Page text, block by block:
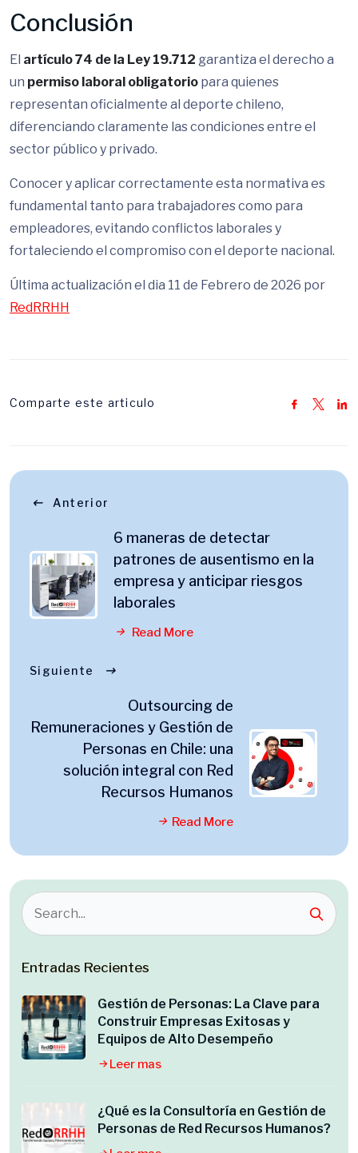
Conclusión
El artículo 74 de la Ley 19.712 garantiza el derecho a
un permiso laboral obligatorio para quienes
representan oficialmente al deporte chileno,
diferenciando claramente las condiciones entre el
sector público y privado.
Conocer y aplicar correctamente esta normativa es
fundamental tanto para trabajadores como para
empleadores, evitando conflictos laborales y
fortaleciendo el compromiso con el deporte nacional.
Última actualización el dia 11 de Febrero de 2026 por
RedRRHH
Comparte este articulo
Anterior
6 maneras de detectar
patrones de ausentismo en la
empresa y anticipar riesgos
laborales
Read More
Siguiente
Outsourcing de
Remuneraciones y Gestión de
Personas en Chile: una
solución integral con Red
Recursos Humanos
Read More
Entradas Recientes
Gestión de Personas: La Clave para
Construir Empresas Exitosas y
Equipos de Alto Desempeño
Leer mas
¿Qué es la Consultoría en Gestión de
Personas de Red Recursos Humanos?